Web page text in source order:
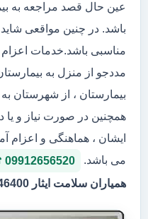
عین حال قصد مراجعه به
باشد. در چنین مواقعی شاید
مناسبی باشد.خدمات اعزام
مددجو از منزل به
بیمارستان ، از شهرستان
همچنین در صورت نیاز و یا
ایشان ، هماهنگی و اعزام
می باشد.
09912656520
همیاران سلامت ایثار 36146400 شماره پروانه 3-323036